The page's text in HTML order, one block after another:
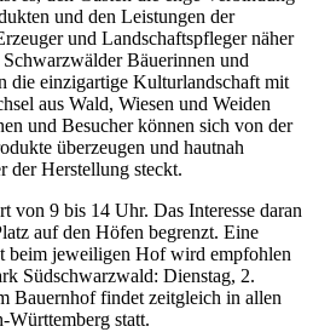
und den Leistungen der
und Landschaftspfleger näher
Bäuerinnen und
die einzigartige Kulturlandschaft mit
aus Wald, Wiesen und Weiden
und Besucher können sich von der
überzeugen und hautnah
der Herstellung steckt.
von 9 bis 14 Uhr. Das Interesse daran
auf den Höfen begrenzt. Eine
beim jeweiligen Hof wird empfohlen
Südschwarzwald: Dienstag, 2.
Bauernhof findet zeitgleich in allen
Württemberg statt.